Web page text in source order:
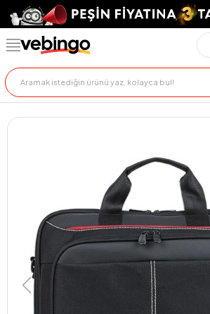
Genel Bakış Ürün Açıklaması Teknik